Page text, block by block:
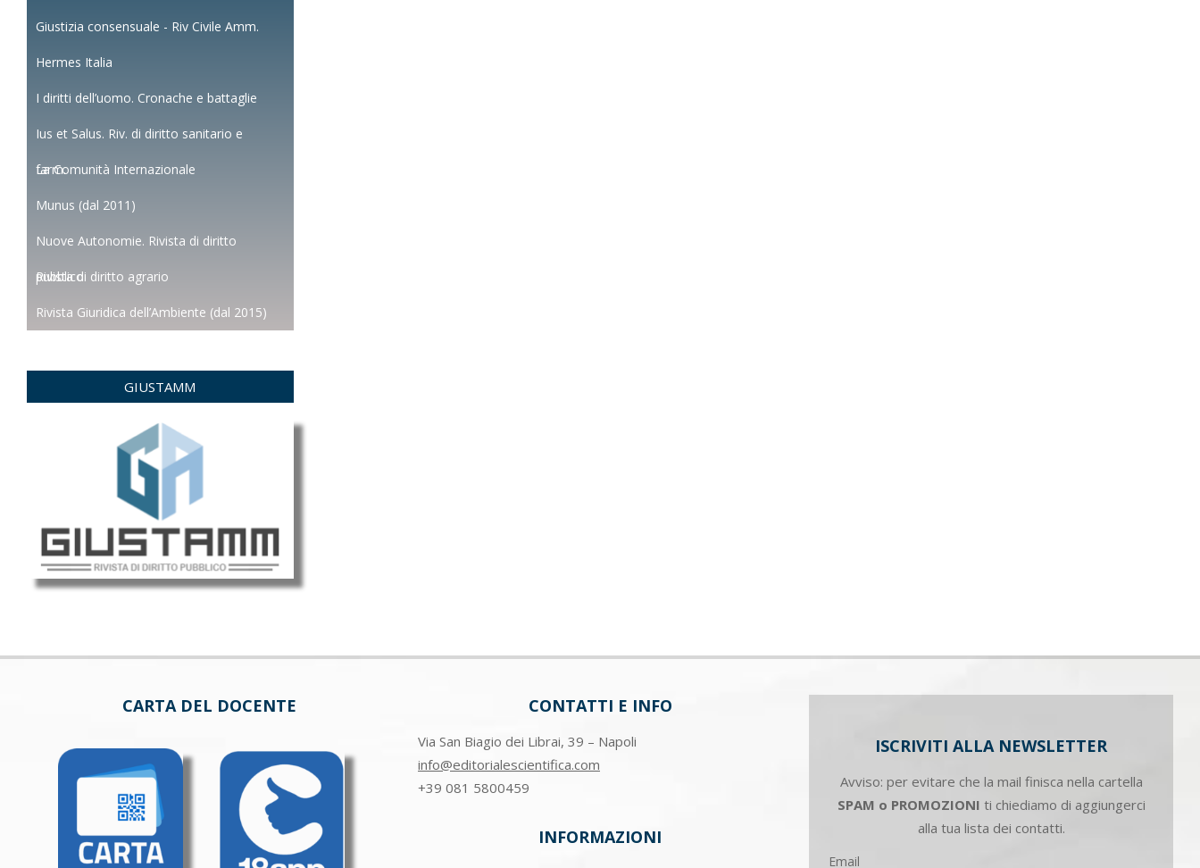
Giustizia consensuale - Riv Civile Amm.
Hermes Italia
I diritti dell’uomo. Cronache e battaglie
Ius et Salus. Riv. di diritto sanitario e
farm.
La Comunità Internazionale
Munus (dal 2011)
Nuove Autonomie. Rivista di diritto
pubblico
Rivista di diritto agrario
Rivista Giuridica dell’Ambiente (dal 2015)
GIUSTAMM
CARTA DEL DOCENTE CONTATTI E INFO
Via San Biagio dei Librai, 39 – Napoli
info@editorialescientifica.com
+39 081 5800459
INFORMAZIONI
ISCRIVITI ALLA NEWSLETTER
Avviso: per evitare che la mail finisca nella cartella
SPAM o PROMOZIONI ti chiediamo di aggiungerci
alla tua lista dei contatti.
Email